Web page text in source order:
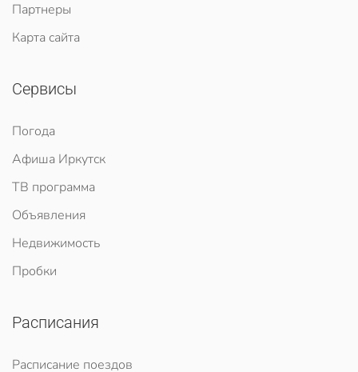
Партнеры
Карта сайта
Сервисы
Погода
Афиша Иркутск
ТВ программа
Объявления
Недвижимость
Пробки
Расписания
Расписание поездов